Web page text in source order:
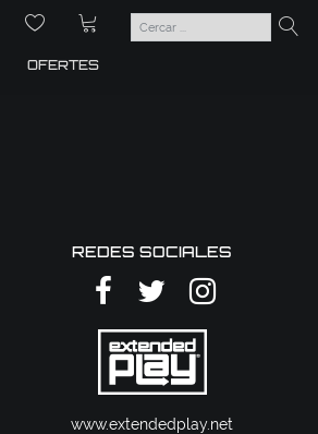
OFERTES
REDES SOCIALES
www.extendedplay.net